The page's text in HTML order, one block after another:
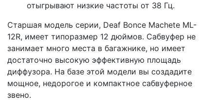
отыгрывают низкие частоты от 38 Гц.
Старшая модель серии, Deaf Bonce Machete ML-
12R, имеет типоразмер 12 дюймов. Сабвуфер не
занимает много места в багажнике, но имеет
достаточно высокую эффективную площадь
диффузора. На базе этой модели вы создадите
мощное, недорогое и компактное сабвуферное
звено.